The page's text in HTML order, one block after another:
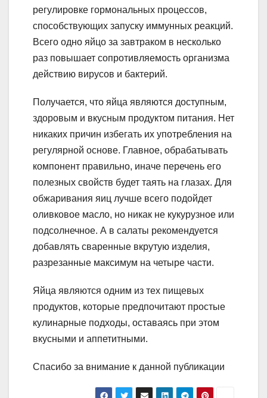
регулировке гормональных процессов,
способствующих запуску иммунных реакций.
Всего одно яйцо за завтраком в несколько
раз повышает сопротивляемость организма
действию вирусов и бактерий.
Получается, что яйца являются доступным,
здоровым и вкусным продуктом питания. Нет
никаких причин избегать их употребления на
регулярной основе. Главное, обрабатывать
компонент правильно, иначе перечень его
полезных свойств будет таять на глазах. Для
обжаривания яиц лучше всего подойдет
оливковое масло, но никак не кукурузное или
подсолнечное. А в салаты рекомендуется
добавлять сваренные вкрутую изделия,
разрезанные максимум на четыре части.
Яйца являются одним из тех пищевых
продуктов, которые предпочитают простые
кулинарные подходы, оставаясь при этом
вкусными и аппетитными.
Спасибо за внимание к данной публикации